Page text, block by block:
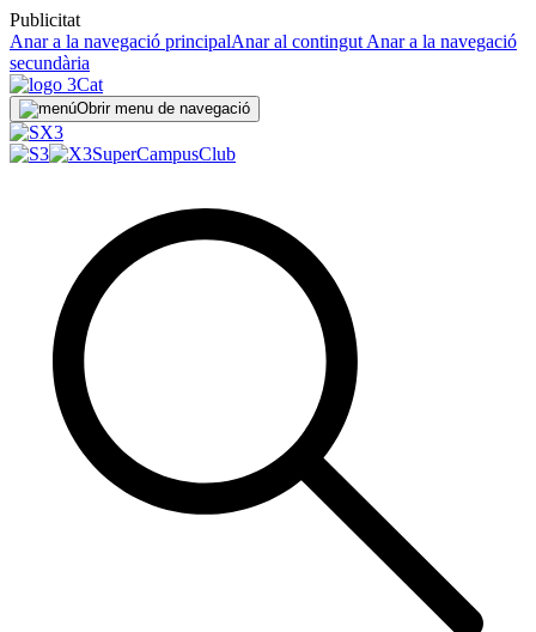
Publicitat
Anar a la navegació principalAnar al contingut Anar a la navegació
secundària
Obrir menu de navegació
SuperCampusClub